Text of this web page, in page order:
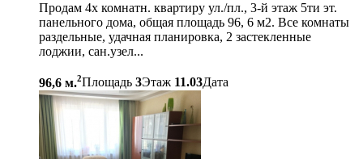
Продам 4х комнатн. квартиру ул./пл., 3-й этаж 5ти эт.
панельного дома, общая площадь 96, 6 м2. Все комнаты
раздельные, удачная планировка, 2 застекленные
лоджии, сан.узел...
96,6 м.2Площадь 3Этаж 11.03Дата